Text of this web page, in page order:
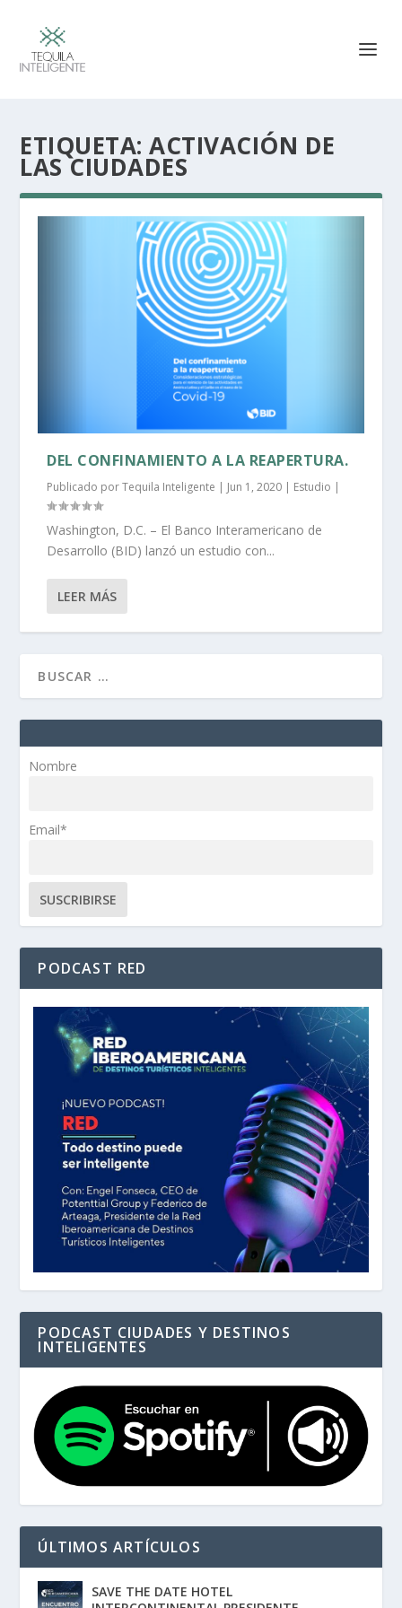
ETIQUETA:ACTIVACIÓN DE
LAS CIUDADES
DEL CONFINAMIENTO A LA REAPERTURA.
Publicado porTequila Inteligente | Jun 1, 2020 | Estudio |
Washington, D.C. – El Banco Interamericano de
Desarrollo (BID) lanzó un estudio con...
LEER MÁS
Nombre
Email*
PODCAST RED
PODCAST CIUDADES Y DESTINOS
INTELIGENTES
ÚLTIMOS ARTÍCULOS
SAVE THE DATE HOTEL